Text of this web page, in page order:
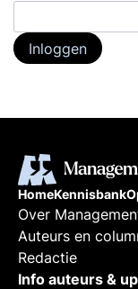
Inloggen
HomeKennisbank
Over
Auteurs en
Redactie
Info auteurs &